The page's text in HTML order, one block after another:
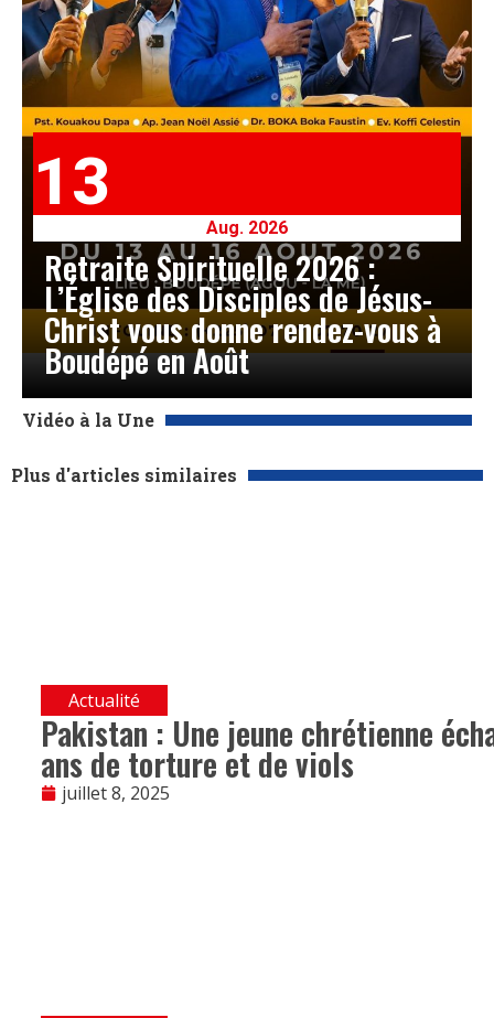
13
Aug. 2026
Retraite Spirituelle 2026 :
L’Église des Disciples de Jésus-
Christ vous donne rendez-vous à
Boudépé en Août
Vidéo à la Une
Plus d'articles similaires
Actualité
Pakistan : Une jeune chrétienne
ans de torture et de viols
juillet 8, 2025